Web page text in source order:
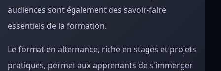
audiences sont également des savoir-faire
essentiels de la formation.
Le format en alternance, riche en stages et projets
pratiques, permet aux apprenants de s'immerger